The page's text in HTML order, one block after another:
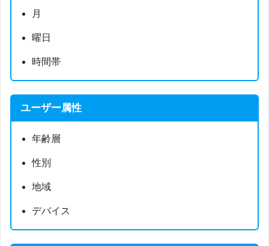
月
曜日
時間帯
ユーザー属性
年齢層
性別
地域
デバイス